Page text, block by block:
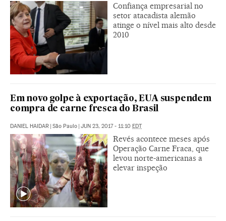
Confiança empresarial no
setor atacadista alemão
atinge o nível mais alto desde
2010
Em novo golpe à exportação, EUA suspendem
compra de carne fresca do Brasil
DANIEL HAIDAR | São Paulo | JUN 23, 2017 - 11:10 EDT
Revés acontece meses após
Operação Carne Fraca, que
levou norte-americanas a
elevar inspeção